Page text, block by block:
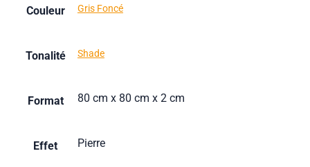
Couleur Gris Foncé
Tonalité Shade
Format 80 cm x 80 cm x 2 cm
Effet Pierre